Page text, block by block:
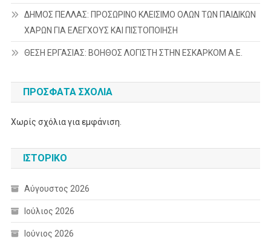
ΔΗΜΟΣ ΠΕΛΛΑΣ: ΠΡΟΣΩΡΙΝΟ ΚΛΕΙΣΙΜΟ ΟΛΩΝ ΤΩΝ ΠΑΙΔΙΚΩΝ
ΧΑΡΩΝ ΓΙΑ ΕΛΕΓΧΟΥΣ ΚΑΙ ΠΙΣΤΟΠΟΙΗΣΗ
ΘΕΣΗ ΕΡΓΑΣΙΑΣ: ΒΟΗΘΟΣ ΛΟΓΙΣΤΗ ΣΤΗΝ ΕΣΚΑΡΚΟΜ Α.Ε.
ΠΡΌΣΦΑΤΑ ΣΧΌΛΙΑ
Χωρίς σχόλια για εμφάνιση.
ΙΣΤΟΡΙΚΌ
Αύγουστος 2026
Ιούλιος 2026
Ιούνιος 2026